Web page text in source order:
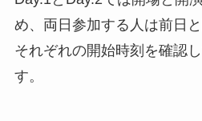
め、両日参加する人は前日
それぞれの開始時刻を確認
す。